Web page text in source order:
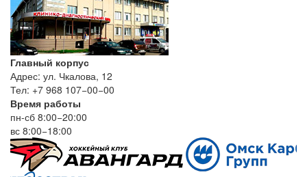
Главный корпус
Адрес: ул. Чкалова, 12
Тел: +7 968 107−00−00
Время работы
пн-сб 8:00−20:00
вс 8:00−18:00